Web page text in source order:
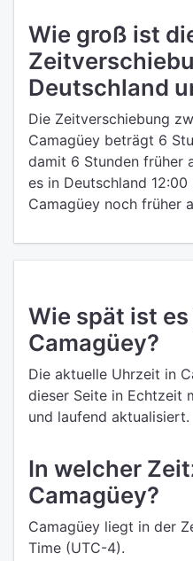
Wie groß ist
Deutschland
Die Zeitverschiebung
Camagüey beträgt 6
damit 6 Stunden früher
es in Deutschland
Camagüey noch früher
Wie spät ist
Camagüey?
Die aktuelle Uhrzeit in
dieser Seite in Echtzeit
und laufend aktualisiert.
In welcher
Camagüey?
Camagüey liegt in der
Time (UTC-4).